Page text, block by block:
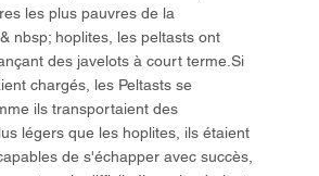
les plus pauvres de la
nbsp; hoplites, les peltasts ont
des javelots à court terme.Si
chargés, les Peltasts se
ils transportaient des
légers que les hoplites, ils étaient
de s'échapper avec succès,